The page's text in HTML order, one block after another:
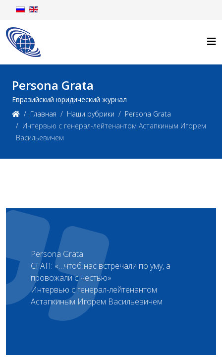
Persona Grata
Евразийский юридический журнал
Главная
Наши рубрики
Persona Grata
Интервью с генерал-лейтенантом Астапкиным Игорем
Васильевичем
Persona Grata
СГАП: «…чтоб нас встречали по уму, а
провожали с честью»
Интервью с генерал-лейтенантом
Астапкиным Игорем Васильевичем